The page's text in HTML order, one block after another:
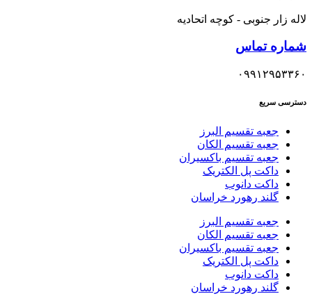
لاله زار جنوبی - کوچه اتحادیه
شماره تماس
۰۹۹۱۲۹۵۳۳۶۰
دسترسی سریع
جعبه تقسیم البرز
جعبه تقسیم الکان
جعبه تقسیم باکسیران
داکت پل الکتریک
داکت دانوب
گلند رهورد خراسان
جعبه تقسیم البرز
جعبه تقسیم الکان
جعبه تقسیم باکسیران
داکت پل الکتریک
داکت دانوب
گلند رهورد خراسان